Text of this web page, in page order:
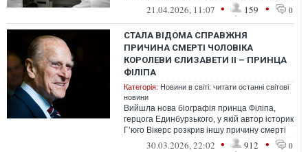
методи високоінформативної діагностики
21.04.2026, 11:07 • 159 • 0
СТАЛА ВІДОМА СПРАВЖНЯ
ПРИЧИНА СМЕРТІ ЧОЛОВІКА
КОРОЛЕВИ ЄЛИЗАВЕТИ II – ПРИНЦА
ФІЛІПА
Категорія: Новини в світі: читати останні світові
новини
Вийшла нова біографія принца Філіпа,
герцога Единбурзького, у якій автор історик
Г’юго Вікерс розкрив іншу причину смерті
чоловіка королеви
30.03.2026, 22:02 • 912 • 0